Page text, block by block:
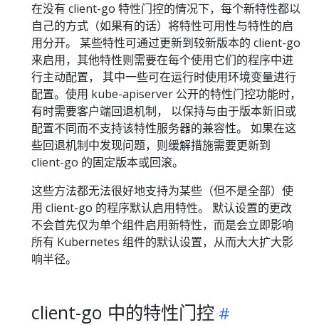
在没有 client-go 特性门控的情况下，每个新特性都以
自己的方式（如果有的话）将特性可用性与特性的启
用分开。 某些特性可通过更新到较新版本的 client-go
来启用，其他特性则需要在每个使用它们的程序中进
行主动配置， 其中一些可在运行时使用环境变量进行
配置。使用 kube-apiserver 公开的特性门控功能时，
有时需要客户端回退机制， 以保持与由于版本新旧或
配置不同而不支持该特性服务器的兼容性。 如果在这
些回退机制中发现问题，则缓解措施需要更新到
client-go 的固定版本或回滚。
这些方法都无法很好地支持为某些（但不是全部）使
用 client-go 的程序默认启用特性。 默认设置的更改
不会首先仅为单个组件启用新特性，而是会立即影响
所有 Kubernetes 组件的默认设置，从而大大扩大影
响半径。
client-go 中的特性门控